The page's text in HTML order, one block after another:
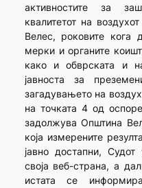
активностите за
квалитетот на
Велес, роковите кога
мерки и органите
како и обврската и
јавноста за
загадувањето на
на точката 4 од
задолжува Општина
која измерените
јавно достапни,
своја веб-страна, а
истата се